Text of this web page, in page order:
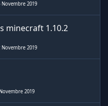
Novembre 2019
minecraft 1.10.2
Novembre 2019
2019